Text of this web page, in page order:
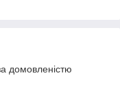
домовленістю